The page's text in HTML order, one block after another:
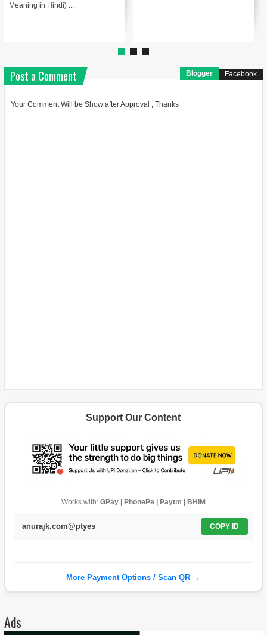
एन्कोडिंग का मतलब Encodin...
Post a Comment Blogger Facebook
Your Comment Will be Show after Approval , Thanks
Support Our Content
Works with: GPay | PhonePe | Paytm | BHIM
anurajk.com@ptyes COPY ID
More Payment Options / Scan QR →
Ads